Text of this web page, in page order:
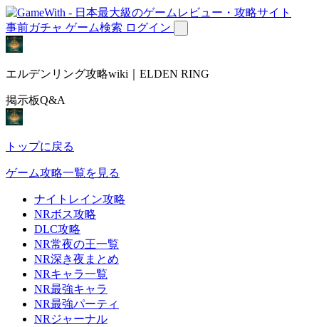
事前ガチャ ゲーム検索 ログイン
エルデンリング攻略wiki｜ELDEN RING
掲示板Q&A
トップに戻る
ゲーム攻略一覧を見る
ナイトレイン攻略
NRボス攻略
DLC攻略
NR常夜の王一覧
NR深き夜まとめ
NRキャラ一覧
NR最強キャラ
NR最強パーティ
NRジャーナル